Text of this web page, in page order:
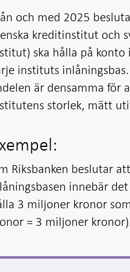
i ny flik i ny flik
och med 2025
kreditinstitut och
ska hålla på konto
instituts
är densamma
storlek, mätt
Riksbanken beslutar
innebär
3 miljoner kronor
= 3 miljoner